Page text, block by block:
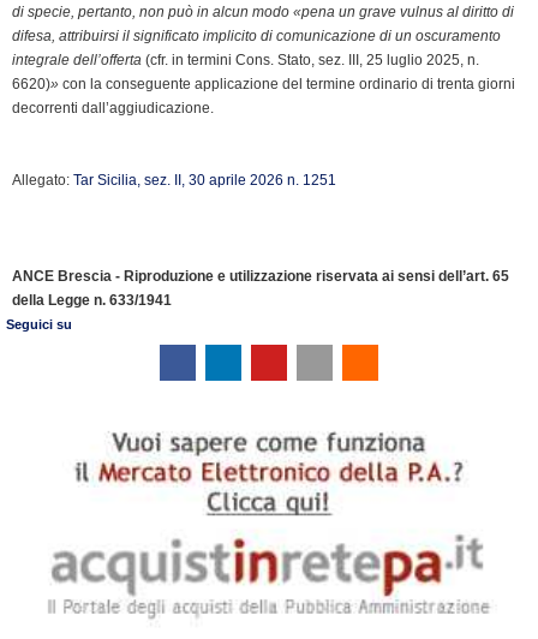
di specie, pertanto, non può in alcun modo «pena un grave vulnus al diritto di
difesa, attribuirsi il significato implicito di comunicazione di un oscuramento
integrale dell’offerta (cfr. in termini Cons. Stato, sez. III, 25 luglio 2025, n.
6620)» con la conseguente applicazione del termine ordinario di trenta giorni
decorrenti dall’aggiudicazione.
Allegato: Tar Sicilia, sez. II, 30 aprile 2026 n. 1251
ANCE Brescia - Riproduzione e utilizzazione riservata ai sensi dell’art. 65
della Legge n. 633/1941
Seguici su